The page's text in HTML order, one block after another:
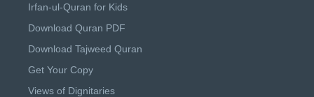
Irfan-ul-Quran for Kids
Download Quran PDF
Download Tajweed Quran
Get Your Copy
Views of Dignitaries